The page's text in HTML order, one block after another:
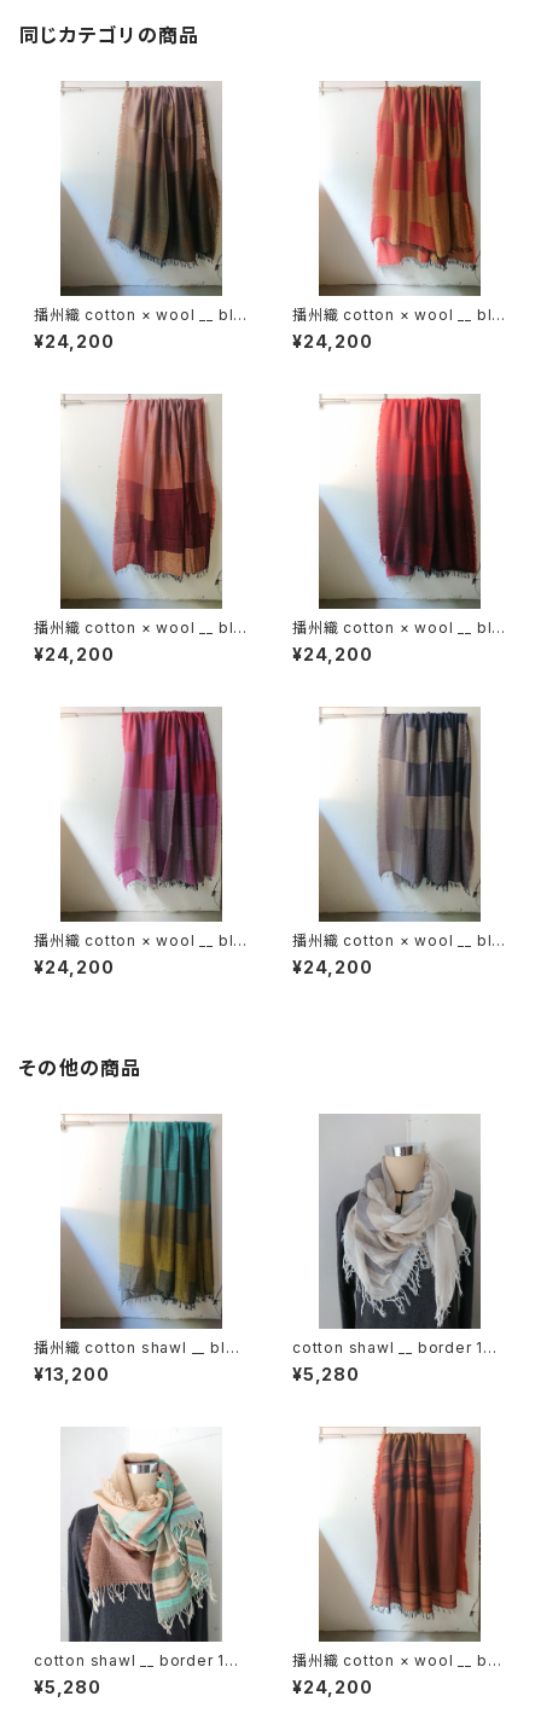
同じカテゴリの商品
播州織 cotton × wool __ blo
ck 220-120 枯芙蓉GK
¥24,200
播州織 cotton × wool __ blo
ck 220-120 鬼灯GK
¥24,200
播州織 cotton × wool __ blo
ck 220-120 埋火GK
¥24,200
播州織 cotton × wool __ blo
ck 220-120 落陽GK
¥24,200
播州織 cotton × wool __ blo
ck 220-120 天竺牡丹GK
¥24,200
播州織 cotton × wool __ blo
ck 220-120 藤袴GK
¥24,200
その他の商品
播州織 cotton shawl __ bloc
k 220-120 秋水GK
¥13,200
cotton shawl __ border 160
鳴砂w
¥5,280
cotton shawl __ border 160
湧水w
¥5,280
播州織 cotton × wool __ bor
der 220-120 落葉GK
¥24,200